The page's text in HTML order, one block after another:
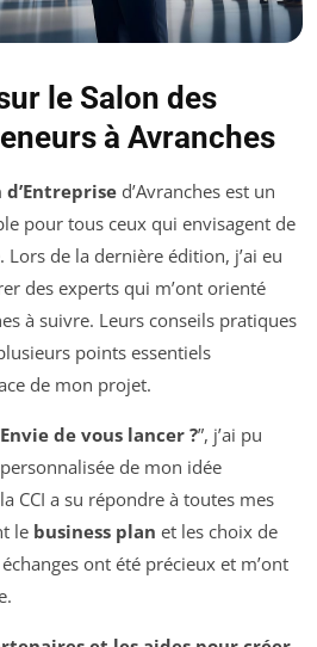
le Salon des
à Avranches
d’Avranches est un
pour tous ceux qui envisagent de
de la dernière édition, j’ai eu
des experts qui m’ont orienté
à suivre. Leurs conseils pratiques
points essentiels
de mon projet.
Envie de vous lancer ?”, j’ai pu
de mon idée
CCI a su répondre à toutes mes
le business plan et les choix de
échanges ont été précieux et m’ont